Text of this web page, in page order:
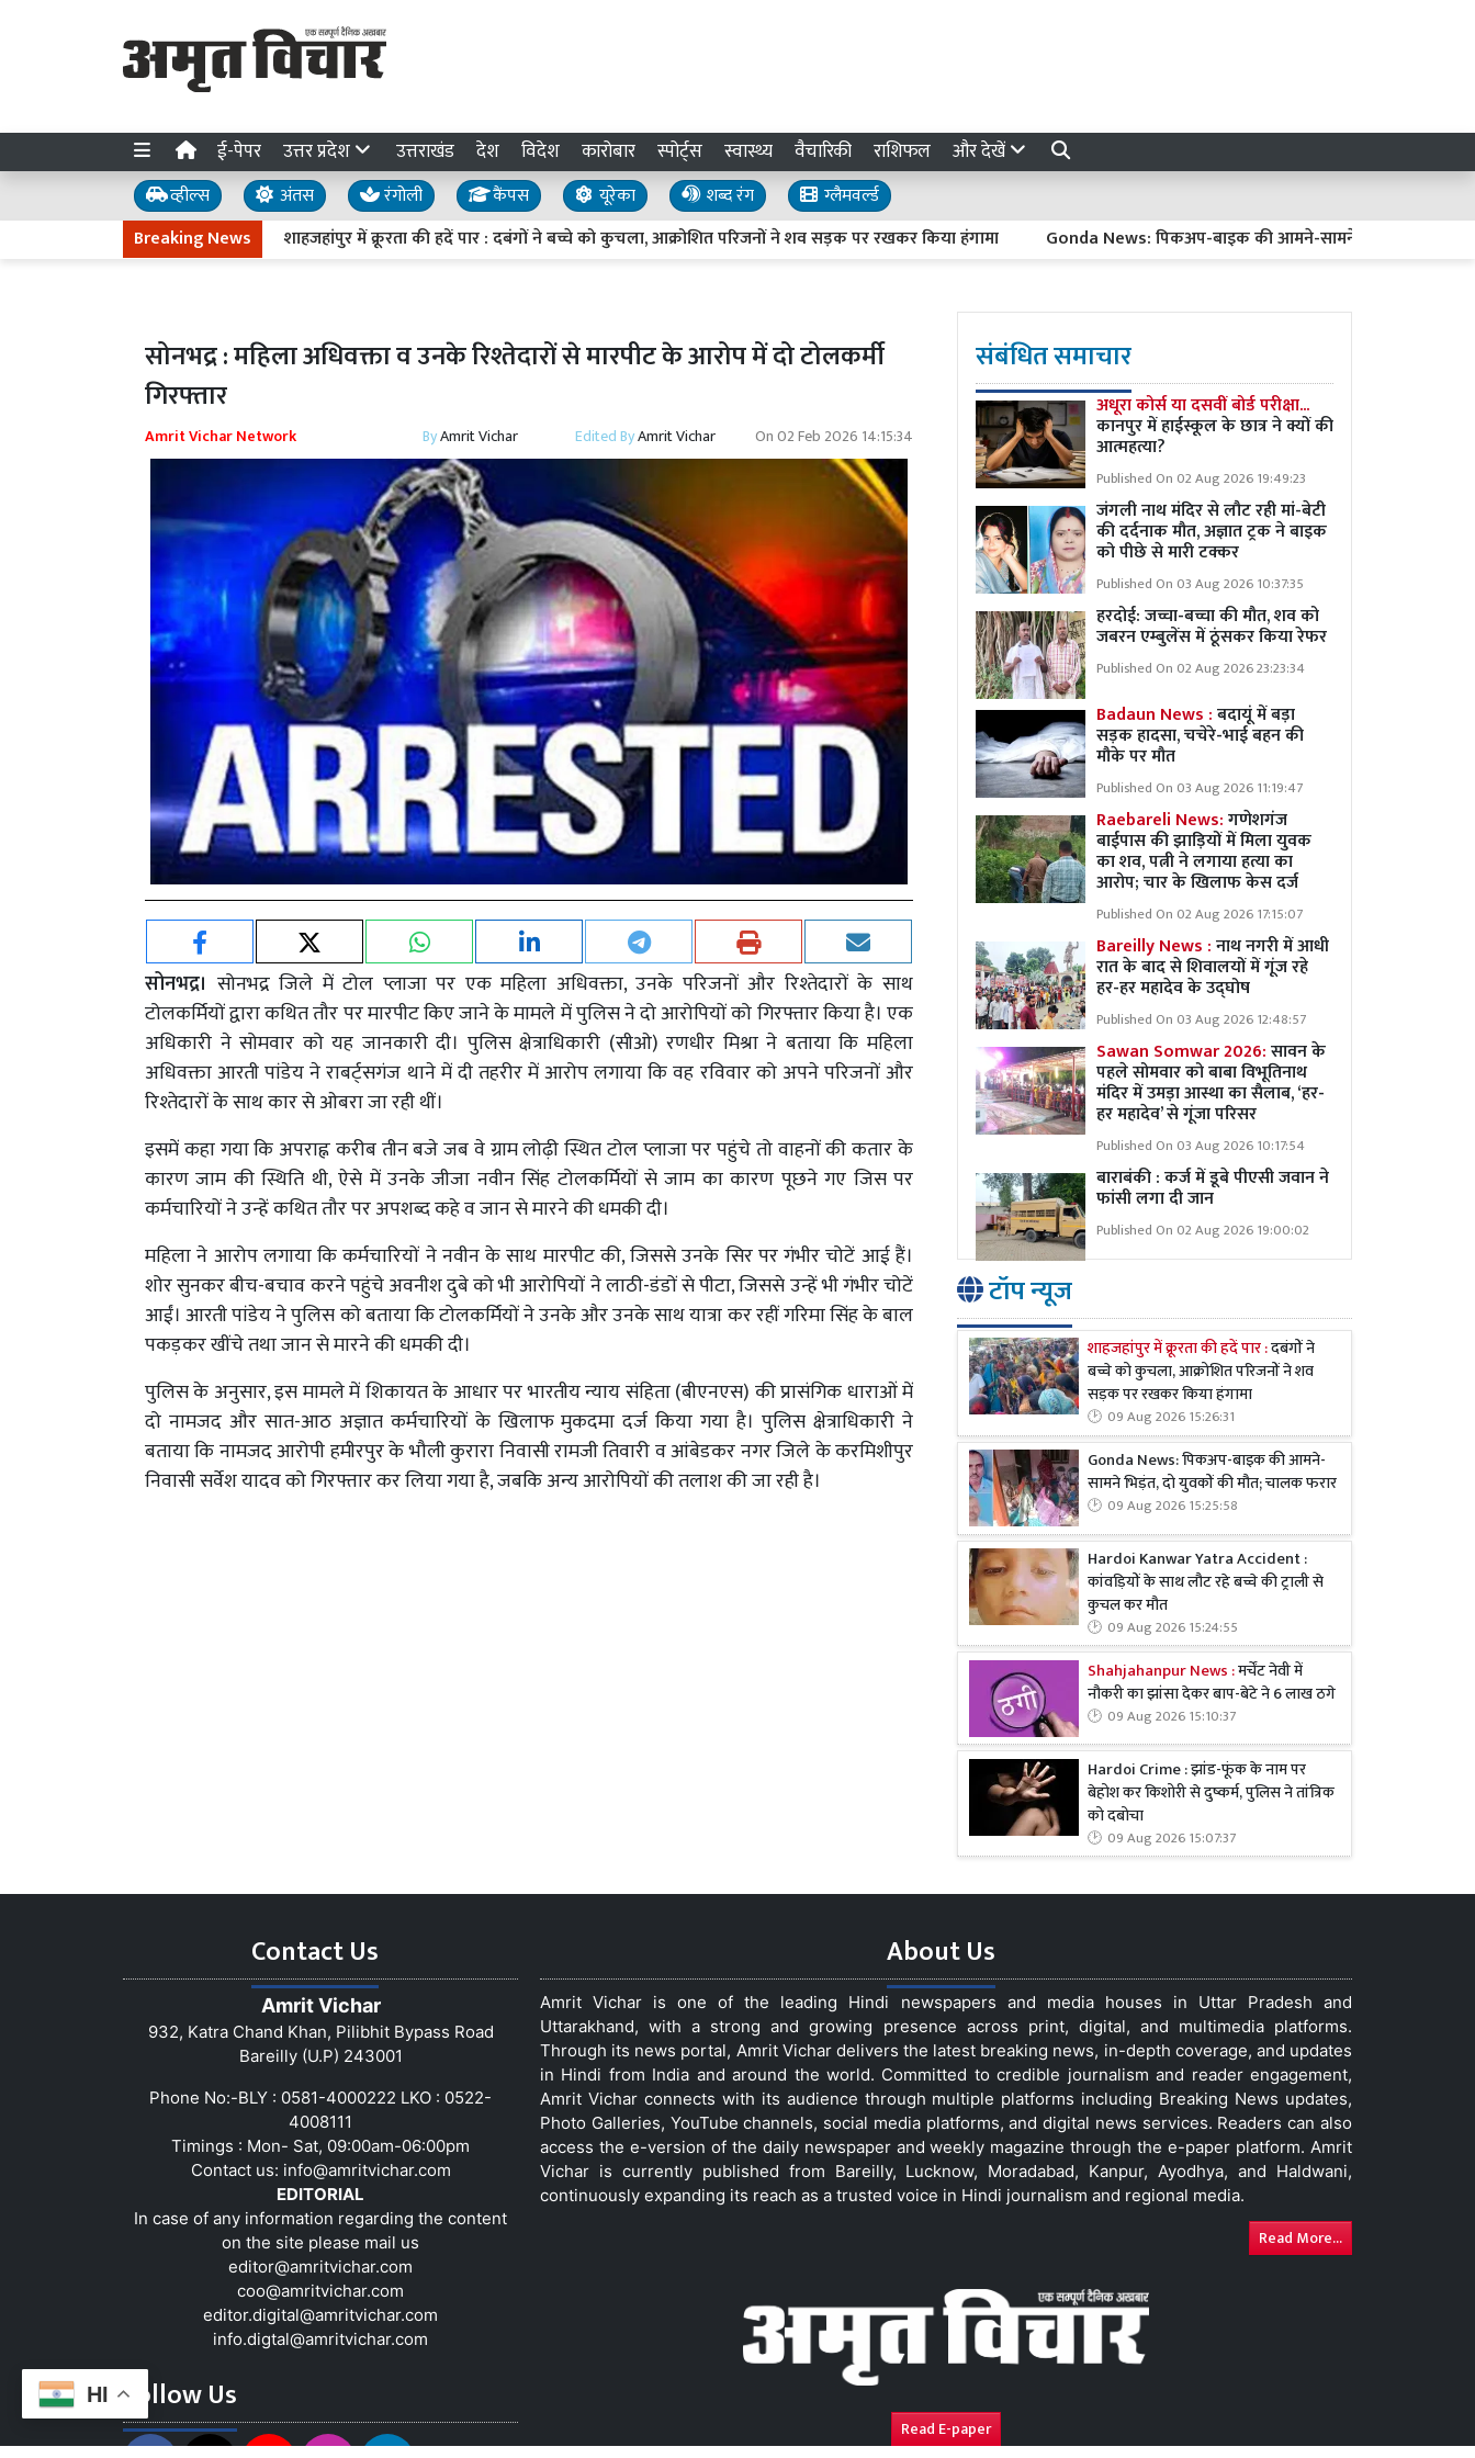
ई-पेपर उत्तर प्रदेश उत्तराखंड देश विदेश कारोबार स्पोर्ट्स स्वास्थ्य वैचारिकी राशिफल और देखें
व्हील्स अंतस रंगोली कैंपस यूरेका शब्द रंग
ग्लैमवर्ल्ड
Breaking Newsशाहजहांपुर में क्रूरता की हदें पार : दबंगों ने बच्चे को कुचला, आक्रोशित परिजनों ने शव सड़क पर रखकर किया हंगामा Gonda News: पिकअप-बाइक की आमने-सामने भिड़ंत, दो युवकों की
HI
सोनभद्र : महिला अधिवक्ता व उनके रिश्तेदारों से मारपीट के आरोप में दो टोलकर्मी
गिरफ्तार
Amrit Vichar Network ByAmrit Vichar Edited ByAmrit Vichar On02 Feb 2026 14:15:34
सोनभद्र। सोनभद्र जिले में टोल प्लाजा पर एक महिला अधिवक्ता, उनके परिजनों और रिश्तेदारों के साथ
टोलकर्मियों द्वारा कथित तौर पर मारपीट किए जाने के मामले में पुलिस ने दो आरोपियों को गिरफ्तार किया है। एक
अधिकारी ने सोमवार को यह जानकारी दी। पुलिस क्षेत्राधिकारी (सीओ) रणधीर मिश्रा ने बताया कि महिला
अधिवक्ता आरती पांडेय ने राबर्ट्सगंज थाने में दी तहरीर में आरोप लगाया कि वह रविवार को अपने परिजनों और
रिश्तेदारों के साथ कार से ओबरा जा रही थीं।
इसमें कहा गया कि अपराह्न करीब तीन बजे जब वे ग्राम लोढ़ी स्थित टोल प्लाजा पर पहुंचे तो वाहनों की कतार के
कारण जाम की स्थिति थी, ऐसे में उनके जीजा नवीन सिंह टोलकर्मियों से जाम का कारण पूछने गए जिस पर
कर्मचारियों ने उन्हें कथित तौर पर अपशब्द कहे व जान से मारने की धमकी दी।
महिला ने आरोप लगाया कि कर्मचारियों ने नवीन के साथ मारपीट की, जिससे उनके सिर पर गंभीर चोटें आई हैं।
शोर सुनकर बीच-बचाव करने पहुंचे अवनीश दुबे को भी आरोपियों ने लाठी-डंडों से पीटा, जिससे उन्हें भी गंभीर चोटें
आईं। आरती पांडेय ने पुलिस को बताया कि टोलकर्मियों ने उनके और उनके साथ यात्रा कर रहीं गरिमा सिंह के बाल
पकड़कर खींचे तथा जान से मारने की धमकी दी।
पुलिस के अनुसार, इस मामले में शिकायत के आधार पर भारतीय न्याय संहिता (बीएनएस) की प्रासंगिक धाराओं में
दो नामजद और सात-आठ अज्ञात कर्मचारियों के खिलाफ मुकदमा दर्ज किया गया है। पुलिस क्षेत्राधिकारी ने
बताया कि नामजद आरोपी हमीरपुर के भौली कुरारा निवासी रामजी तिवारी व आंबेडकर नगर जिले के करमिशीपुर
निवासी सर्वेश यादव को गिरफ्तार कर लिया गया है, जबकि अन्य आरोपियों की तलाश की जा रही है।
संबंधित समाचार
अधूरा कोर्स या दसवीं बोर्ड परीक्षा...
कानपुर में हाईस्कूल के छात्र ने क्यों की
आत्महत्या?
Published On 02 Aug 2026 19:49:23
जंगली नाथ मंदिर से लौट रही मां-बेटी
की दर्दनाक मौत, अज्ञात ट्रक ने बाइक
को पीछे से मारी टक्कर
Published On 03 Aug 2026 10:37:35
हरदोई: जच्चा-बच्चा की मौत, शव को
जबरन एम्बुलेंस में ठूंसकर किया रेफर
Published On 02 Aug 2026 23:23:34
Badaun News :बदायूं में बड़ा
सड़क हादसा, चचेरे-भाई बहन की
मौके पर मौत
Published On 03 Aug 2026 11:19:47
Raebareli News:गणेशगंज
बाईपास की झाड़ियों में मिला युवक
का शव, पत्नी ने लगाया हत्या का
आरोप; चार के खिलाफ केस दर्ज
Published On 02 Aug 2026 17:15:07
Bareilly News :नाथ नगरी में आधी
रात के बाद से शिवालयों में गूंज रहे
हर-हर महादेव के उद्घोष
Published On 03 Aug 2026 12:48:57
Sawan Somwar 2026:सावन के
पहले सोमवार को बाबा विभूतिनाथ
मंदिर में उमड़ा आस्था का सैलाब, ‘हर-
हर महादेव’ से गूंजा परिसर
Published On 03 Aug 2026 10:17:54
बाराबंकी : कर्ज में डूबे पीएसी जवान ने
फांसी लगा दी जान
Published On 02 Aug 2026 19:00:02
टॉप न्यूज
शाहजहांपुर में क्रूरता की हदें पार :दबंगों ने
बच्चे को कुचला, आक्रोशित परिजनों ने शव
सड़क पर रखकर किया हंगामा
09 Aug 2026 15:26:31
Gonda News: पिकअप-बाइक की आमने-
सामने भिड़ंत, दो युवकों की मौत; चालक फरार
09 Aug 2026 15:25:58
Hardoi Kanwar Yatra Accident :
कांवड़ियों के साथ लौट रहे बच्चे की ट्राली से
कुचल कर मौत
09 Aug 2026 15:24:55
Shahjahanpur News :मर्चेंट नेवी में
नौकरी का झांसा देकर बाप-बेटे ने 6 लाख ठगे
09 Aug 2026 15:10:37
Hardoi Crime : झांड-फूंक के नाम पर
बेहोश कर किशोरी से दुष्कर्म, पुलिस ने तांत्रिक
को दबोचा
09 Aug 2026 15:07:37
Contact Us
Amrit Vichar
932, Katra Chand Khan, Pilibhit Bypass Road
Bareilly (U.P) 243001
Phone No:-BLY : 0581-4000222 LKO : 0522-
4008111
Timings : Mon- Sat, 09:00am-06:00pm
Contact us: info@amritvichar.com
EDITORIAL
In case of any information regarding the content
on the site please mail us
editor@amritvichar.com
coo@amritvichar.com
editor.digital@amritvichar.com
info.digtal@amritvichar.com
Follow Us
About Us
Amrit Vichar is one of the leading Hindi newspapers and media houses in Uttar Pradesh and
Uttarakhand, with a strong and growing presence across print, digital, and multimedia platforms.
Through its news portal, Amrit Vichar delivers the latest breaking news, in-depth coverage, and updates
in Hindi from India and around the world. Committed to credible journalism and reader engagement,
Amrit Vichar connects with its audience through multiple platforms including Breaking News updates,
Photo Galleries, YouTube channels, social media platforms, and digital news services. Readers can also
access the e-version of the daily newspaper and weekly magazine through the e-paper platform. Amrit
Vichar is currently published from Bareilly, Lucknow, Moradabad, Kanpur, Ayodhya, and Haldwani,
continuously expanding its reach as a trusted voice in Hindi journalism and regional media.
Read More...
Read E-paper